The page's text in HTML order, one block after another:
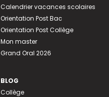
Calendrier vacances scolaires
Orientation Post Bac
Orientation Post Collège
Mon master
Grand Oral 2026
BLOG
Collège